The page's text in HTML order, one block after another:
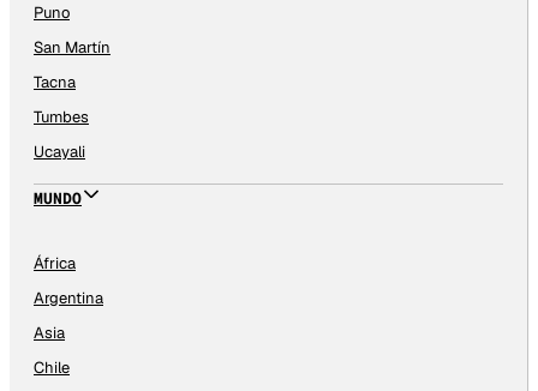
Puno
San Martín
Tacna
Tumbes
Ucayali
MUNDO
África
Argentina
Asia
Chile